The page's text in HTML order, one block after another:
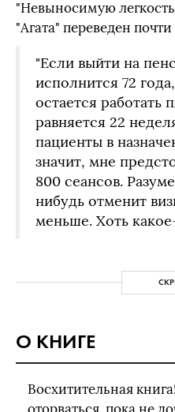
"Невыносимую
"Агата" переведен
"Если выйти на
исполнится 72
остается работать
равняется 22
пациенты в
значит, мне
800 сеансов.
нибудь отменит
меньше. Хоть
О КНИГЕ
Восхитительная